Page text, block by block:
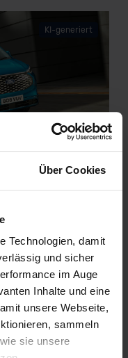
Über Cookies
Technologien, damit
und sicher
im Auge
Inhalte und eine
unsere Webseite,
sammeln
sie unsere
KI-generiert
ist das
Modellpflege schärft
um
Ausführung hat